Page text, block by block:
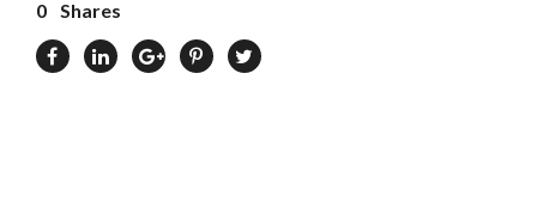
0 Shares